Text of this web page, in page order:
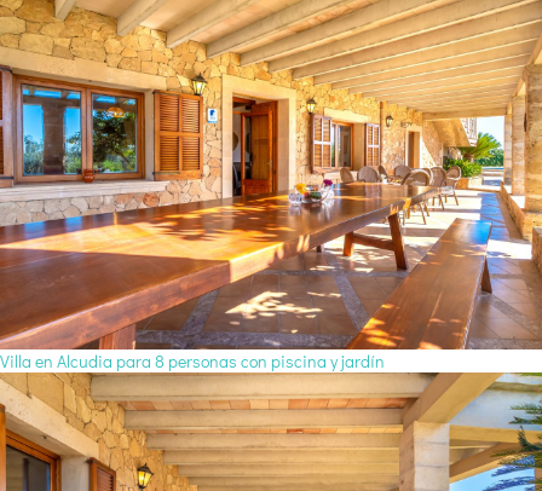
Villa en Alcudia para 8 personas con piscina y jardín